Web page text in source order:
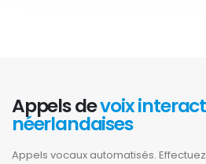
Appels devoix
néerlandaises
Appels vocaux automatisés.